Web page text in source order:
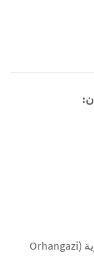
التعليم: مدرسة Orhangazi الأناضول الثانوية (Orhangazi